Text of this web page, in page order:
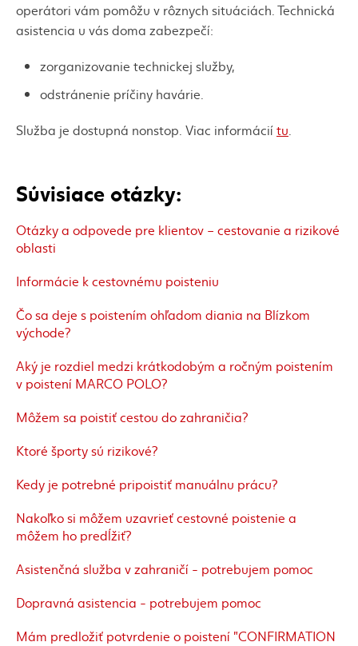
Súvisiace otázky:
Otázky a odpovede pre klientov – cestovanie a rizikové
oblasti
Informácie k cestovnému poisteniu
Čo sa deje s poistením ohľadom diania na Blízkom
východe?
Aký je rozdiel medzi krátkodobým a ročným poistením
v poistení MARCO POLO?
Môžem sa poistiť cestou do zahraničia?
Ktoré športy sú rizikové?
Kedy je potrebné pripoistiť manuálnu prácu?
Nakoľko si môžem uzavrieť cestovné poistenie a
môžem ho predĺžiť?
Asistenčná služba v zahraničí - potrebujem pomoc
Dopravná asistencia - potrebujem pomoc
Mám predložiť potvrdenie o poistení "CONFIRMATION
operátori vám pomôžu v rôznych situáciách. Technická
asistencia u vás doma zabezpečí:
zorganizovanie technickej služby,
odstránenie príčiny havárie.
Služba je dostupná nonstop. Viac informáciítu